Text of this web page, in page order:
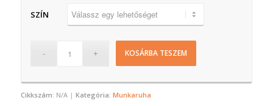
SZÍN
KOSÁRBA TESZEM
Cikkszám: N/A Kategória: Munkaruha